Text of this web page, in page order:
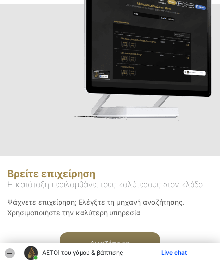
ΑΕΤΟΊ του γάμου & βάπτισης Live chat
Βρείτε επιχείρηση
Η κατάταξη περιλαμβάνει τους καλύτερους στον κλάδο
Ψάχνετε επιχείρηση; Ελέγξτε τη μηχανή αναζήτησης.
Χρησιμοποιήστε την καλύτερη υπηρεσία
Αναζήτηση